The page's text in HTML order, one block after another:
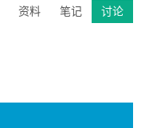
讨论
笔记
资料